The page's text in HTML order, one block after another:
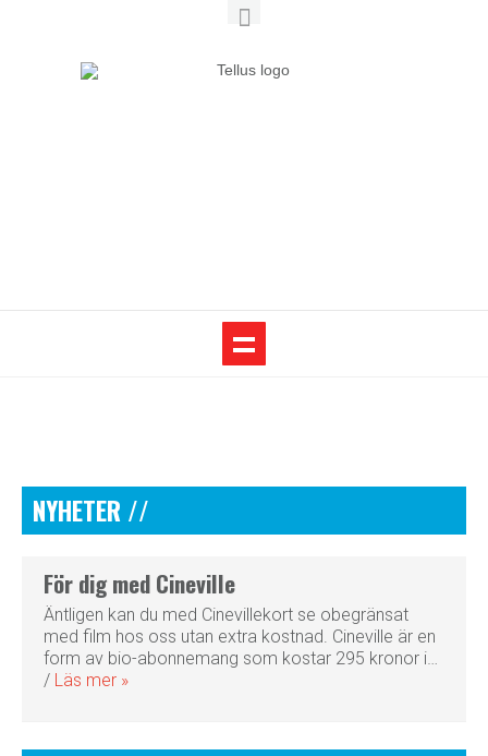
NYHETER //
För dig med Cineville
Äntligen kan du med Cinevillekort se obegränsat
med film hos oss utan extra kostnad. Cineville är en
form av bio-abonnemang som kostar 295 kronor i…
/ Läs mer »